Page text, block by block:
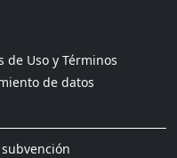
de Uso y Términos
de datos